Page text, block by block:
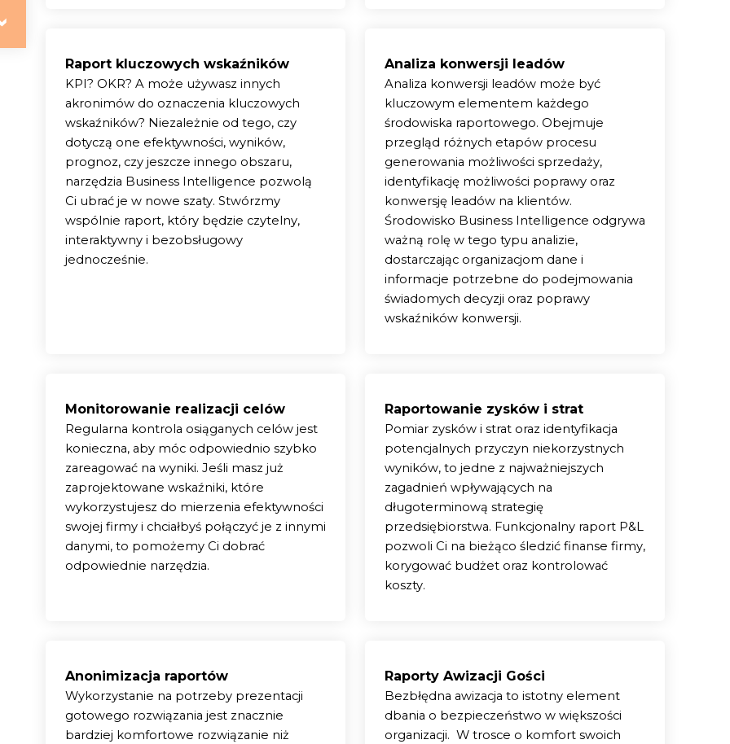
Raport kluczowych wskaźników
KPI? OKR? A może używasz innych
akronimów do oznaczenia kluczowych
wskaźników? Niezależnie od tego, czy
dotyczą one efektywności, wyników,
prognoz, czy jeszcze innego obszaru,
narzędzia Business Intelligence pozwolą
Ci ubrać je w nowe szaty. Stwórzmy
wspólnie raport, który będzie czytelny,
interaktywny i bezobsługowy
jednocześnie.
Analiza konwersji leadów
Analiza konwersji leadów może być
kluczowym elementem każdego
środowiska raportowego. Obejmuje
przegląd różnych etapów procesu
generowania możliwości sprzedaży,
identyfikację możliwości poprawy oraz
konwersję leadów na klientów.
Środowisko Business Intelligence odgrywa
ważną rolę w tego typu analizie,
dostarczając organizacjom dane i
informacje potrzebne do podejmowania
świadomych decyzji oraz poprawy
wskaźników konwersji.
Monitorowanie realizacji celów
Regularna kontrola osiąganych celów jest
konieczna, aby móc odpowiednio szybko
zareagować na wyniki. Jeśli masz już
zaprojektowane wskaźniki, które
wykorzystujesz do mierzenia efektywności
swojej firmy i chciałbyś połączyć je z innymi
danymi, to pomożemy Ci dobrać
odpowiednie narzędzia.
Raportowanie zysków i strat
Pomiar zysków i strat oraz identyfikacja
potencjalnych przyczyn niekorzystnych
wyników, to jedne z najważniejszych
zagadnień wpływających na
długoterminową strategię
przedsiębiorstwa. Funkcjonalny raport P&L
pozwoli Ci na bieżąco śledzić finanse firmy,
korygować budżet oraz kontrolować
koszty.
Anonimizacja raportów
Wykorzystanie na potrzeby prezentacji
gotowego rozwiązania jest znacznie
bardziej komfortowe rozwiązanie niż
Raporty Awizacji Gości
Bezbłędna awizacja to istotny element
dbania o bezpieczeństwo w większości
organizacji. W trosce o komfort swoich